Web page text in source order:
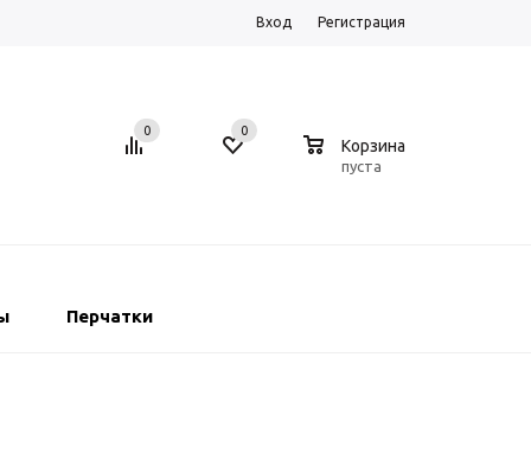
Вход Регистрация
0 0
Корзина
пуста
Перчатки